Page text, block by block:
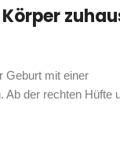
Geburt mit einer
Ab der rechten Hüfte